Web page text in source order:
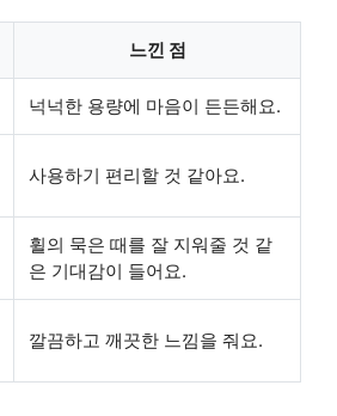
느낀 점
넉넉한 용량에 마음이 든든해요.
사용하기 편리할 것 같아요.
휠의 묵은 때를 잘 지워줄 것 같
은 기대감이 들어요.
깔끔하고 깨끗한 느낌을 줘요.